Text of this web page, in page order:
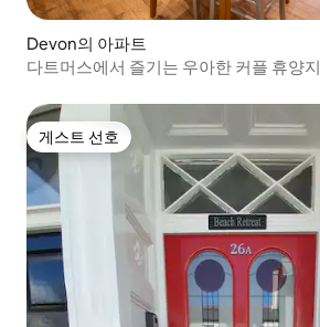
Devon의 아파트
다트머스에서 즐기는 우아한 커플 휴양지
게스트 선호
게스트 선호